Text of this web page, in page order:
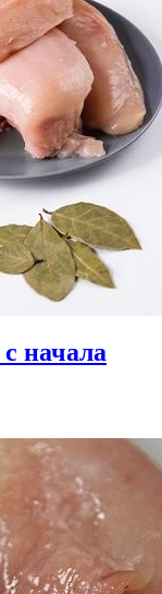
начала